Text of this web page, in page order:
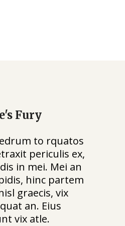
Fury
to rquatos
periculis ex,
in mei. Mei an
hinc partem
graecis, vix
an. Eius
vix atle.